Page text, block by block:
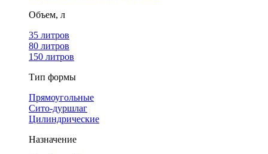
Объем, л
35 литров
80 литров
150 литров
Тип формы
Прямоугольные
Сито-дуршлаг
Цилиндрические
Назначение